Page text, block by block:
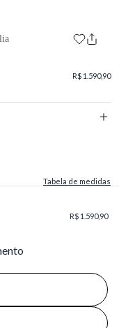
R$ 1.590,90
Tabela de medidas
R$ 1.590,90